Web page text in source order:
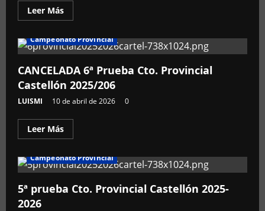
Leer MásLeer
más
2
Prueba
Levante
Gas
1/8
T.T
Campeonato Provincial
CANCELADA 6ª Prueba Cto. Provincial
Castellón 2025/206
LUISMI 10 de abril de 2026 0
Leer MásLeer
más
CANCELADA
6ª
Cto.
Provincial
Campeonato Provincial
5ª prueba Cto. Provincial Castellón 2025-
2026